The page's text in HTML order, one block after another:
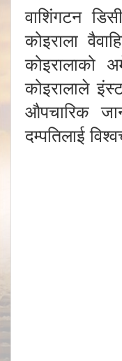
वाशिंगटन
कोइराला
कोइरालाको
कोइरालाले
औपचारिक
दम्पतिलाई